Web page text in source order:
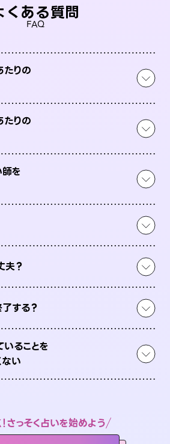
くある質問
FAQ
たりの
たりの
を
夫？
する？
ることを
い
さっそく占いを始めよう